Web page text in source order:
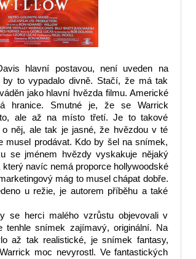
hlavní postavou, není uveden na
to vypadalo divně. Stačí, že má tak
jako hlavní hvězda filmu. Americké
hranice. Smutné je, že se Warrick
ale až na místo třetí. Je to takové
něj, ale tak je jasné, že hvězdou v té
musel prodávat. Kdo by šel na snímek,
se jménem hvězdy vyskakuje nějaký
navíc nemá proporce hollywoodské
mág to musel chápat dobře.
u režie, je autorem příběhu a také
se herci malého vzrůstu objevovali v
snímek zajímavý, originální. Na
až tak realistické, je snímek fantasy,
moc nevyrostl. Ve fantastických